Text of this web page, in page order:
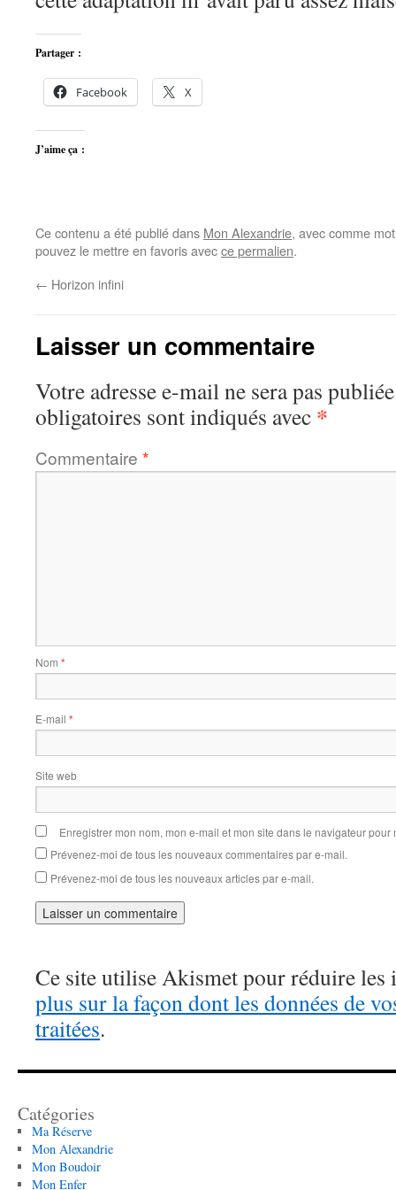
Partager :
Facebook X
J’aime ça :
Ce contenu a été publié dans Mon Alexandrie, avec comme
pouvez le mettre en favoris avecce permalien.
← Horizon infini
Laisser un commentaire
Votre adresse e-mail ne sera pas
obligatoires sont indiqués avec *
Commentaire *
Nom *
E-mail *
Site web
Enregistrer mon nom, mon e-mail et mon site dans le navigateur
Prévenez-moi de tous les nouveaux commentaires par e-mail.
Prévenez-moi de tous les nouveaux articles par e-mail.
Ce site utilise Akismet pour réduire les
plus sur la façon dont les données de
traitées.
Catégories
Ma Réserve
Mon Alexandrie
Mon Boudoir
Mon Enfer